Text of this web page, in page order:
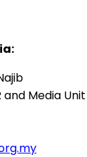
and Media Unit